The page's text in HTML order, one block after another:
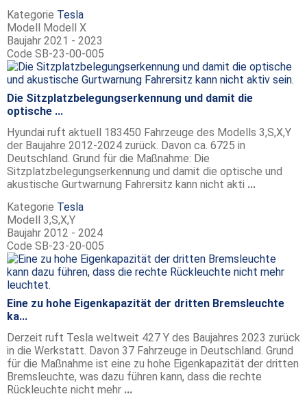
Kategorie Tesla
Modell Modell X
Baujahr 2021 - 2023
Code SB-23-00-005
Die Sitzplatzbelegungserkennung und damit die
optische ...
Hyundai ruft aktuell 183450 Fahrzeuge des Modells 3,S,X,Y
der Baujahre 2012-2024 zurück. Davon ca. 6725 in
Deutschland. Grund für die Maßnahme: Die
Sitzplatzbelegungserkennung und damit die optische und
akustische Gurtwarnung Fahrersitz kann nicht akti ...
Kategorie Tesla
Modell 3,S,X,Y
Baujahr 2012 - 2024
Code SB-23-20-005
Eine zu hohe Eigenkapazität der dritten Bremsleuchte
ka...
Derzeit ruft Tesla weltweit 427 Y des Baujahres 2023 zurück
in die Werkstatt. Davon 37 Fahrzeuge in Deutschland. Grund
für die Maßnahme ist eine zu hohe Eigenkapazität der dritten
Bremsleuchte, was dazu führen kann, dass die rechte
Rückleuchte nicht mehr ...